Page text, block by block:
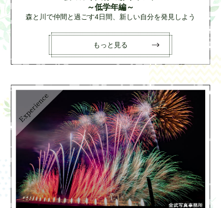
～低学年編～
森と川で仲間と過ごす4日間、新しい自分を発見しよう
もっと見る